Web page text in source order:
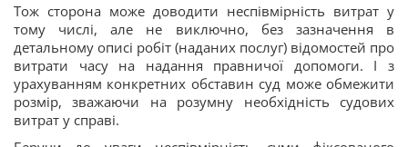
Тож сторона може доводити неспівмірність витрат у
тому числі, але не виключно, без зазначення в
детальному описі робіт (наданих послуг) відомостей про
витрати часу на надання правничої допомоги. І з
урахуванням конкретних обставин суд може обмежити
розмір, зважаючи на розумну необхідність судових
витрат у справі.